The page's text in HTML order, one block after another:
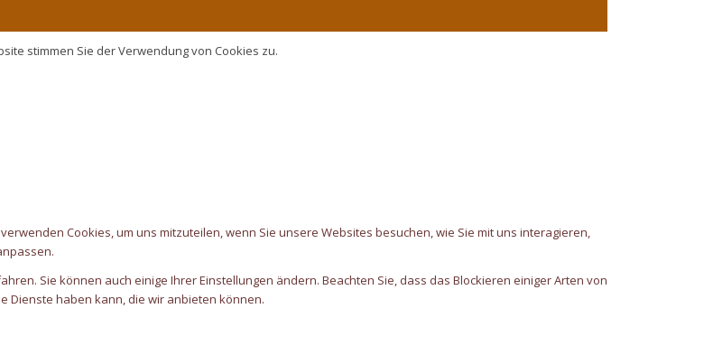
stimmen Sie der Verwendung von Cookies zu.
Cookies, um uns mitzuteilen, wenn Sie unsere Websites besuchen, wie Sie mit uns interagieren,
Sie können auch einige Ihrer Einstellungen ändern. Beachten Sie, dass das Blockieren einiger Arten von
Dienste haben kann, die wir anbieten können.